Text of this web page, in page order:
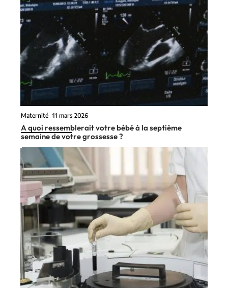
Maternité 11 mars 2026
A quoi ressemblerait votre bébé à la septième
semaine de votre grossesse ?